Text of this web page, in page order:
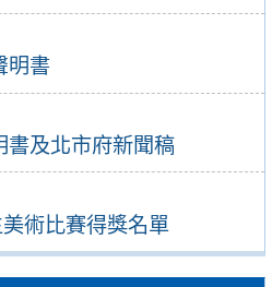
明書
書及北市府新聞稿
術比賽得獎名單